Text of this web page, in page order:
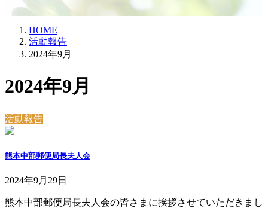
HOME
活動報告
2024年9月
2024年9月
活動報告
熊本中部郵便局長夫人会
2024年9月29日
熊本中部郵便局長夫人会の皆さまに挨拶させていただきまし